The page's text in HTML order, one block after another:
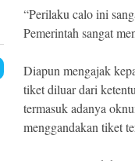
“Perilaku calo ini
Pemerintah sangat
Diapun mengajak
tiket diluar dari
termasuk adanya
menggandakan tiket